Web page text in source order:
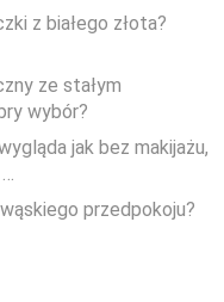
z białego złota?
ze stałym
wybór?
jak bez makijażu,
przedpokoju?